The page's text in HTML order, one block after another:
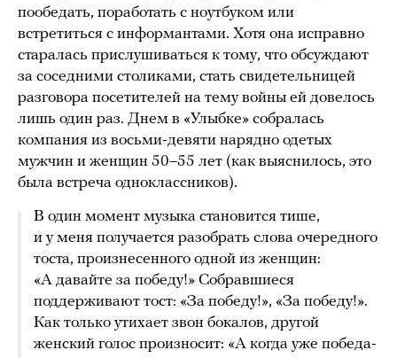
пообедать, поработать с ноутбуком или
встретиться с информантами. Хотя она исправно
старалась прислушиваться к тому, что обсуждают
за соседними столиками, стать свидетельницей
разговора посетителей на тему войны ей довелось
лишь один раз. Днем в «Улыбке» собралась
компания из восьми-девяти нарядно одетых
мужчин и женщин 50–55 лет (как выяснилось, это
была встреча одноклассников).
В один момент музыка становится тише,
и у меня получается разобрать слова очередного
тоста, произнесенного одной из женщин:
«А давайте за победу!» Собравшиеся
поддерживают тост: «За победу!», «За победу!».
Как только утихает звон бокалов, другой
женский голос произносит: «А когда уже победа-